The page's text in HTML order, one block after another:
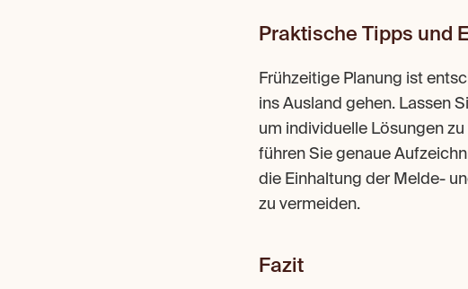
Praktische Tipps und
Frühzeitige Planung ist
ins Ausland gehen. Lassen
um individuelle Lösungen
führen Sie genaue
die Einhaltung der Melde-
zu vermeiden.
Fazit